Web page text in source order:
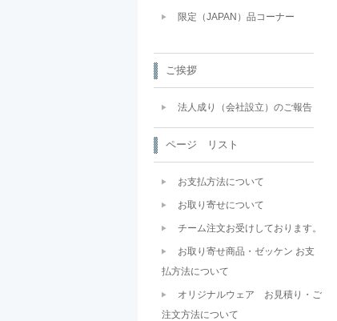
限定（JAPAN）品コーナー
ご挨拶
法人成り（会社設立）のご報告
ページ リスト
お支払方法について
お取り寄せについて
チーム注文お受けしております。
お取り寄せ商品・ゼッケン お支
払方法について
オリジナルウェア お見積り・ご
注文方法について